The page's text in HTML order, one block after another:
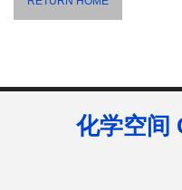
化学空间